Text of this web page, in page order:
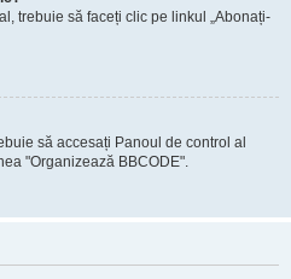
trebuie să faceți clic pe linkul „Abonați-
să accesați Panoul de control al
"Organizează BBCODE".